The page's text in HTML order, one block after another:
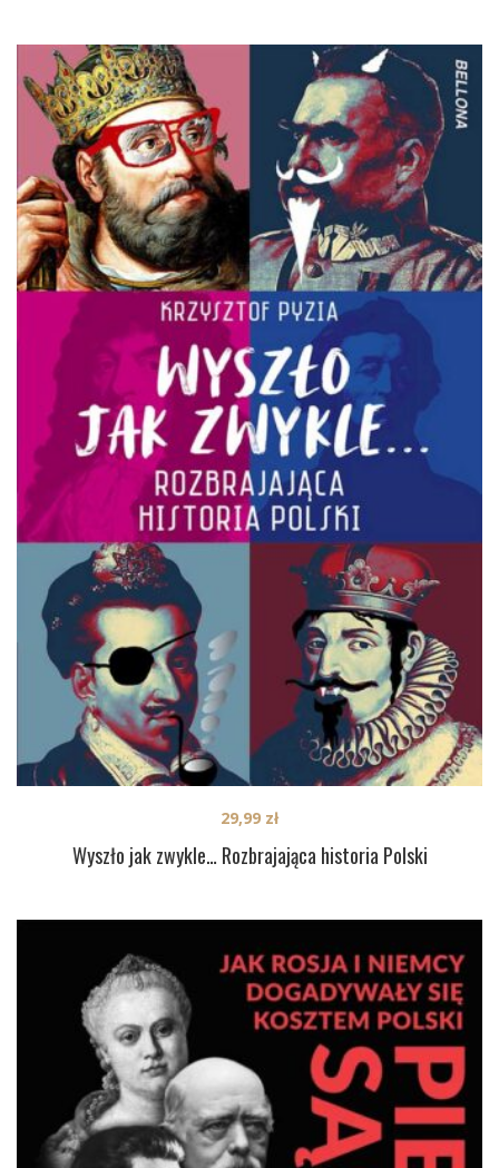
Wyszło jak zwykle… Rozbrajająca historia Polski
29,99 zł